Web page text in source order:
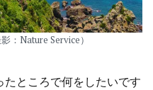
：Nature Service）
ところで何をしたいです